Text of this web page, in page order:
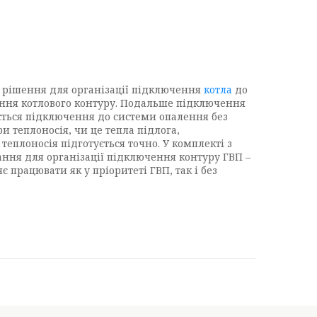
для організації підключення котла до
котлового контуру. Подальше підключення
підключення до системи опалення без
чи це тепла підлога,
підготується точно. У комплекті з
для організації підключення контуру ГВП –
як у пріоритеті ГВП, так і без